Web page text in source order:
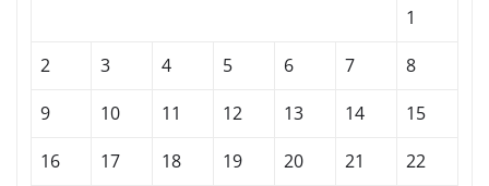
1
2
3 4 5 6 7
8
9
10 11 12 13 14
15
16
17 18 19 20 21
22